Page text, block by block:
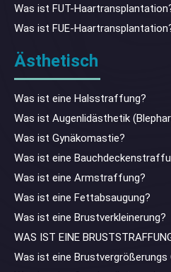
Was ist FUT-
Was ist FUE-
Ästhetisch
Was ist eine Halsstraffung?
Was ist Augenlidästhetik
Was ist Gynäkomastie?
Was ist eine
Was ist eine Armstraffung?
Was ist eine Fettabsaugung?
Was ist eine Brustverkleinerung?
WAS IST EINE
Was ist eine Brustvergrößerungs